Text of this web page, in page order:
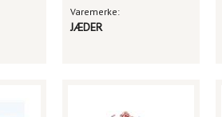
Varemerke:
JÆDER